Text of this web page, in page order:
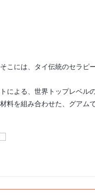
こには、タイ伝統のセラピ
による、世界トップレベ
料を組み合わせた、グアム